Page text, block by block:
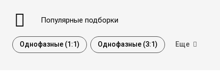
Популярные подборки
Однофазные (1:1) Однофазные (3:1) Еще